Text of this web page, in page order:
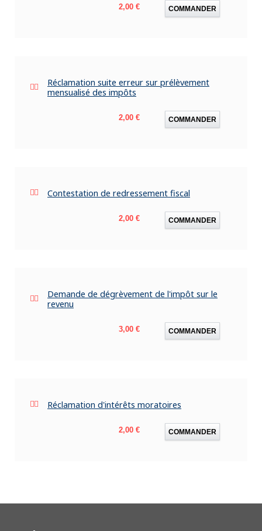
Prix
2,00 € COMMANDER
Réclamation suite erreur sur prélèvement
mensualisé des impôts
Prix
2,00 € COMMANDER
Contestation de redressement fiscal
Prix
2,00 € COMMANDER
Demande de dégrèvement de l'impôt sur le
revenu
Prix
3,00 € COMMANDER
Réclamation d'intérêts moratoires
Prix
2,00 € COMMANDER